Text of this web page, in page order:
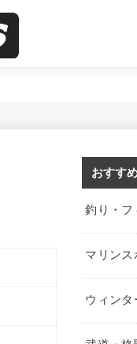
おすす
釣り・フ
マリンス
ウィンタ